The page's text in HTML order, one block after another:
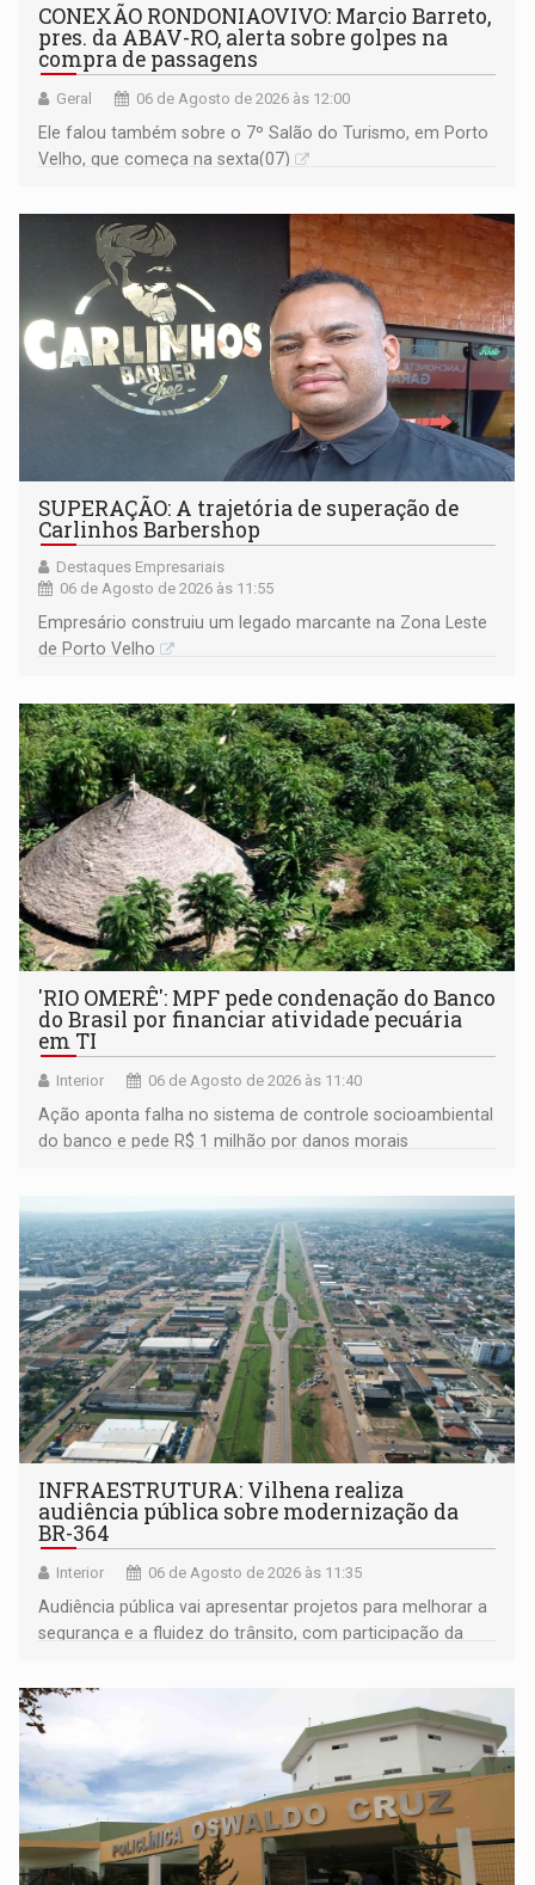
CONEXÃO RONDONIAOVIVO: Marcio Barreto,
pres. da ABAV-RO, alerta sobre golpes na
compra de passagens
Geral 06 de Agosto de 2026 às 12:00
Ele falou também sobre o 7º Salão do Turismo, em Porto
Velho, que começa na sexta(07)
SUPERAÇÃO: A trajetória de superação de
Carlinhos Barbershop
Destaques Empresariais
06 de Agosto de 2026 às 11:55
Empresário construiu um legado marcante na Zona Leste
de Porto Velho
'RIO OMERÊ': MPF pede condenação do Banco
do Brasil por financiar atividade pecuária
em TI
Interior 06 de Agosto de 2026 às 11:40
Ação aponta falha no sistema de controle socioambiental
do banco e pede R$ 1 milhão por danos morais
INFRAESTRUTURA: Vilhena realiza
audiência pública sobre modernização da
BR-364
Interior 06 de Agosto de 2026 às 11:35
Audiência pública vai apresentar projetos para melhorar a
segurança e a fluidez do trânsito, com participação da